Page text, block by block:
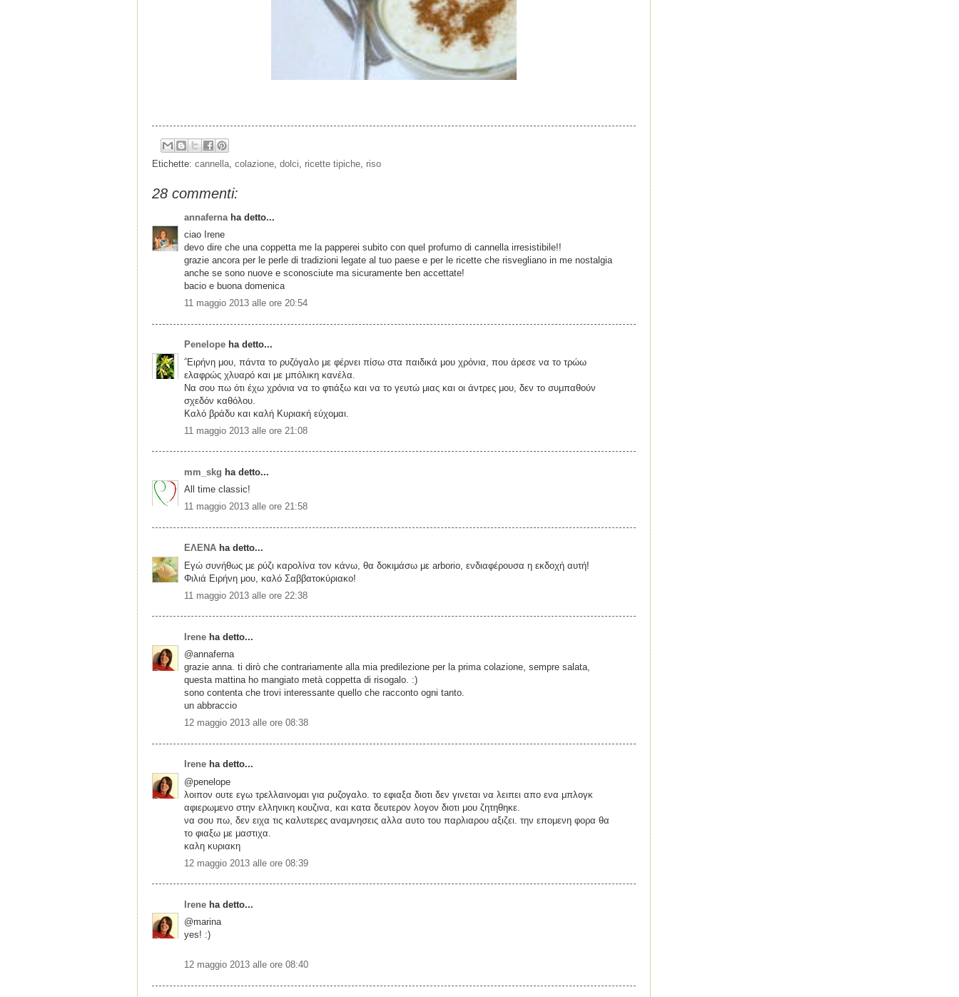
Etichette: cannella colazione dolci ricette tipiche riso
28 commenti:
annaferna ha detto...
ciao Irene
devo dire che una coppetta me la papperei subito con quel profumo di cannella irresistibile!!
grazie ancora per le perle di tradizioni legate al tuo paese e per le ricette che risvegliano in me nostalgia
anche se sono nuove e sconosciute ma sicuramente ben accettate!
bacio e buona domenica
11 maggio 2013 alle ore 20:54
Penelope ha detto...
΅Ειρήνη μου, πάντα το ρυζόγαλο με φέρνει πίσω στα παιδικά μου χρόνια, που άρεσε να το τρώω
ελαφρώς χλυαρό και με μπόλικη κανέλα.
Να σου πω ότι έχω χρόνια να το φτιάξω και να το γευτώ μιας και οι άντρες μου, δεν το συμπαθούν
σχεδόν καθόλου.
Καλό βράδυ και καλή Κυριακή εύχομαι.
11 maggio 2013 alle ore 21:08
mm_skg ha detto...
All time classic!
11 maggio 2013 alle ore 21:58
ΕΛΕΝΑ ha detto...
Εγώ συνήθως με ρύζι καρολίνα τον κάνω, θα δοκιμάσω με arborio, ενδιαφέρουσα η εκδοχή αυτή!
Φιλιά Ειρήνη μου, καλό Σαββατοκύριακο!
11 maggio 2013 alle ore 22:38
Irene ha detto...
@annaferna
grazie anna. ti dirò che contrariamente alla mia predilezione per la prima colazione, sempre salata,
questa mattina ho mangiato metà coppetta di risogalo. :)
sono contenta che trovi interessante quello che racconto ogni tanto.
un abbraccio
12 maggio 2013 alle ore 08:38
Irene ha detto...
@penelope
λοιπον ουτε εγω τρελλαινομαι για ρυζογαλο. το εφιαξα διοτι δεν γινεται να λειπει απο ενα μπλογκ
αφιερωμενο στην ελληνικη κουζινα, και κατα δευτερον λογον διοτι μου ζητηθηκε.
να σου πω, δεν ειχα τις καλυτερες αναμνησεις αλλα αυτο του παρλιαρου αξιζει. την επομενη φορα θα
το φιαξω με μαστιχα.
καλη κυριακη
12 maggio 2013 alle ore 08:39
Irene ha detto...
@marina
yes! :)
12 maggio 2013 alle ore 08:40